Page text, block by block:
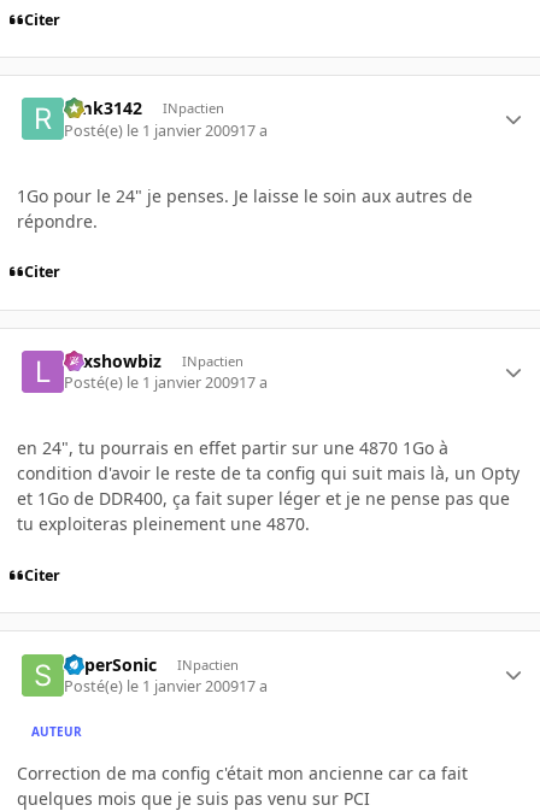
Citer
rimk3142 INpactien
Posté(e) le 1 janvier 200917 a
1Go pour le 24" je penses. Je laisse le soin aux autres de
répondre.
Citer
Lexshowbiz INpactien
Posté(e) le 1 janvier 200917 a
en 24", tu pourrais en effet partir sur une 4870 1Go à
condition d'avoir le reste de ta config qui suit mais là, un Opty
et 1Go de DDR400, ça fait super léger et je ne pense pas que
tu exploiteras pleinement une 4870.
Citer
SuperSonic INpactien
Posté(e) le 1 janvier 200917 a
AUTEUR
Correction de ma config c'était mon ancienne car ca fait
quelques mois que je suis pas venu sur PCI